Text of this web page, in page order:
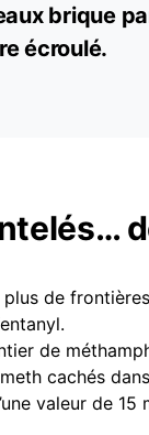
brique
écroulé.
plus de
de
cachés
valeur de 15